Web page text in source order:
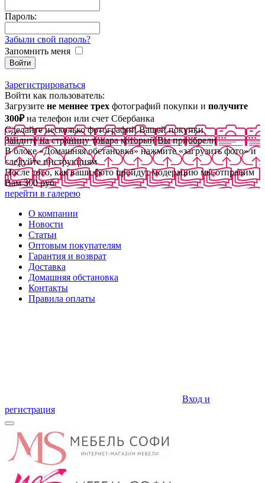
Пароль:
Забыли свой пароль?
Запомнить меня
Зарегистрироваться
Войти как пользователь:
Загрузите не меннее трех фотографий покупки и получите
300₽на телефон или счет Сбербанка
Сделайте несколько фотографий Вашей покупки
Зайдите на страницу товара который Вы приобрели
В блоке «Домашняя обстановка» нажмите «загрузить фото» и
следуйте инструкциям
После того, как ваши фото пройдут модерацию мы отправим
Вам 300 руб
перейти в галерею
О компании
Новости
Статьи
Оптовым покупателям
Гарантия и возврат
Доставка
Домашняя обстановка
Контакты
Правила оплаты
Вход и
регистрация